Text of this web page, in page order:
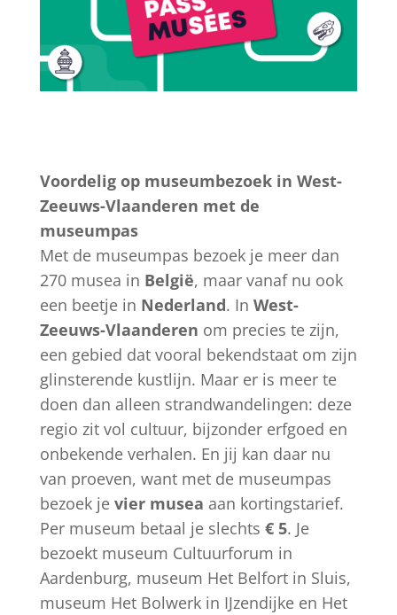
Voordelig op museumbezoek in West-
Zeeuws-Vlaanderen met de
museumpas
Met de museumpas bezoek je meer dan
270 musea in België, maar vanaf nu ook
een beetje in Nederland. In West-
Zeeuws-Vlaanderen om precies te zijn,
een gebied dat vooral bekendstaat om zijn
glinsterende kustlijn. Maar er is meer te
doen dan alleen strandwandelingen: deze
regio zit vol cultuur, bijzonder erfgoed en
onbekende verhalen. En jij kan daar nu
van proeven, want met de museumpas
bezoek je vier musea aan kortingstarief.
Per museum betaal je slechts € 5. Je
bezoekt museum Cultuurforum in
Aardenburg, museum Het Belfort in Sluis,
museum Het Bolwerk in IJzendijke en Het